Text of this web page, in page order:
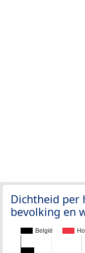
Dichtheid per
bevolking en
België